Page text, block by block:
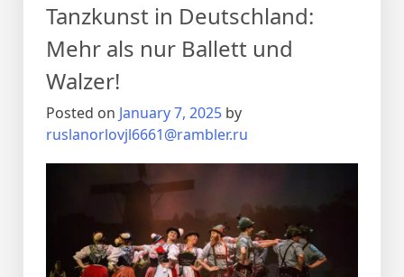
Tanzkunst in Deutschland:
Mehr als nur Ballett und
Walzer!
Posted on January 7, 2025 by
ruslanorlovjl6661@rambler.ru